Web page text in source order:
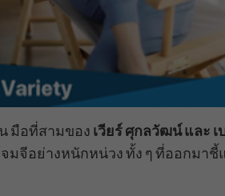
มือที่สามของ เวียร์ ศุกลวัฒน์ และ
จีอย่างหนักหน่วง ทั้ง ๆ ที่ออกมาชี้